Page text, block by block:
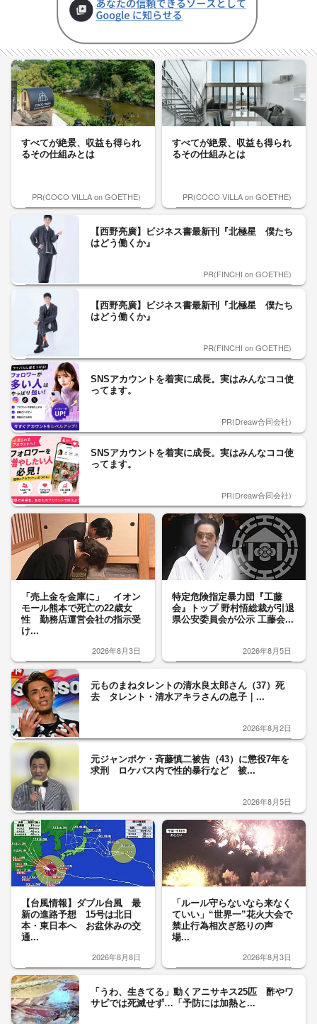
すべてが絶景、収益も得られ
るその仕組みとは
PR(COCO VILLA on GOETHE)
すべてが絶景、収益も得られ
るその仕組みとは
PR(COCO VILLA on GOETHE)
【西野亮廣】ビジネス書最新刊『北極星 僕たち
はどう働くか』
PR(FINCHI on GOETHE)
【西野亮廣】ビジネス書最新刊『北極星 僕たち
はどう働くか』
PR(FINCHI on GOETHE)
SNSアカウントを着実に成長。実はみんなココ使
ってます。
PR(Dreaw合同会社)
SNSアカウントを着実に成長。実はみんなココ使
ってます。
PR(Dreaw合同会社)
「売上金を金庫に」 イオン
モール熊本で死亡の22歳女
性 勤務店運営会社の指示受
け...
2026年8月3日
特定危険指定暴力団『工藤
会』トップ 野村悟総裁が引退
県公安委員会が公示 工藤会...
2026年8月5日
元ものまねタレントの清水良太郎さん（37）死
去 タレント・清水アキラさんの息子｜...
2026年8月2日
元ジャンポケ・斉藤慎二被告（43）に懲役7年を
求刑 ロケバス内で性的暴行など 被...
2026年8月5日
【台風情報】ダブル台風 最
新の進路予想 15号は北日
本・東日本へ お盆休みの交
通...
2026年8月8日
「ルール守らないなら来なく
ていい」“世界一”花火大会で
禁止行為相次ぎ怒りの声
場...
2026年8月3日
「うわ、生きてる」動くアニサキス25匹 酢やワ
サビでは死滅せず…「予防には加熱と...